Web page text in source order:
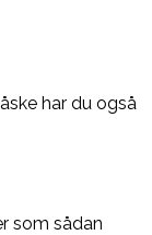
har du også
som sådan